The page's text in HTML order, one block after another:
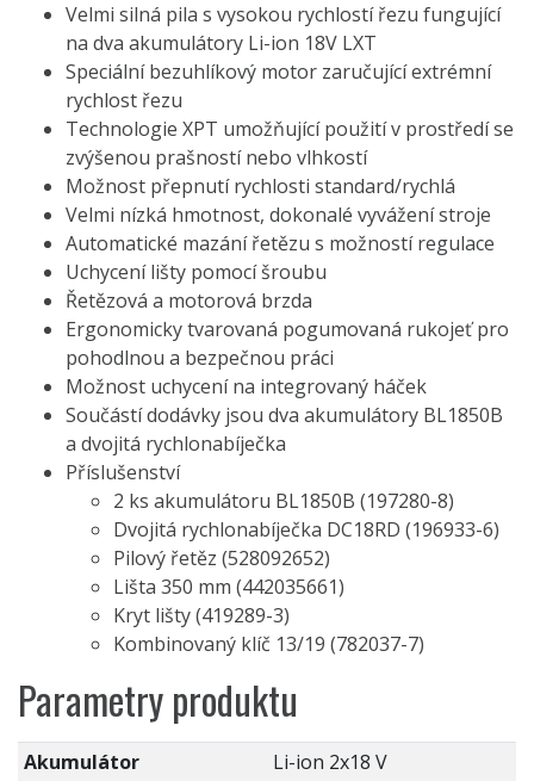
Velmi silná pila s vysokou rychlostí řezu fungující
na dva akumulátory Li-ion 18V LXT
Speciální bezuhlíkový motor zaručující extrémní
rychlost řezu
Technologie XPT umožňující použití v prostředí se
zvýšenou prašností nebo vlhkostí
Možnost přepnutí rychlosti standard/rychlá
Velmi nízká hmotnost, dokonalé vyvážení stroje
Automatické mazání řetězu s možností regulace
Uchycení lišty pomocí šroubu
Řetězová a motorová brzda
Ergonomicky tvarovaná pogumovaná rukojeť pro
pohodlnou a bezpečnou práci
Možnost uchycení na integrovaný háček
Součástí dodávky jsou dva akumulátory BL1850B
a dvojitá rychlonabíječka
Příslušenství
2 ks akumulátoru BL1850B (197280-8)
Dvojitá rychlonabíječka DC18RD (196933-6)
Pilový řetěz (528092652)
Lišta 350 mm (442035661)
Kryt lišty (419289-3)
Kombinovaný klíč 13/19 (782037-7)
Parametry produktu
Akumulátor
Li-ion 2x18 V